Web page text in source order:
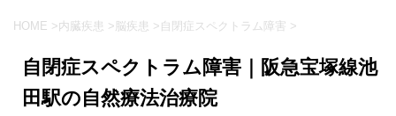
HOME >内臓疾患 > 脳疾患 > 自閉症スペクトラム障害 >
自閉症スペクトラム障害｜阪急宝塚線池
田駅の自然療法治療院